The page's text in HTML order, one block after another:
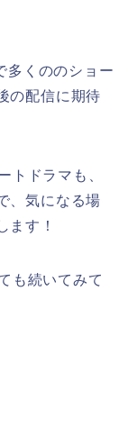
多くののショー
の配信に期待
トドラマも、
、気になる場
ます！
も続いてみて